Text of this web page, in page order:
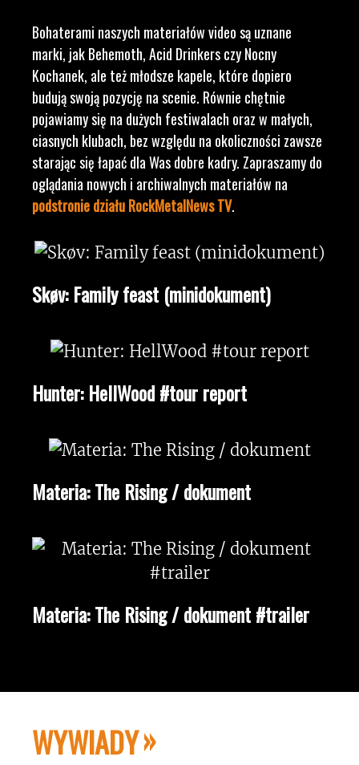
Bohaterami naszych materiałów video są uznane
marki, jak Behemoth, Acid Drinkers czy Nocny
Kochanek, ale też młodsze kapele, które dopiero
budują swoją pozycję na scenie. Równie chętnie
pojawiamy się na dużych festiwalach oraz w małych,
ciasnych klubach, bez względu na okoliczności zawsze
starając się łapać dla Was dobre kadry. Zapraszamy do
oglądania nowych i archiwalnych materiałów na
podstronie działu RockMetalNews TV.
Skøv: Family feast (minidokument)
Hunter: HellWood #tour report
Materia: The Rising / dokument
Materia: The Rising / dokument #trailer
WYWIADY